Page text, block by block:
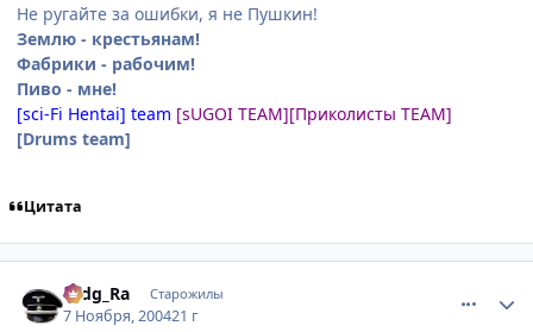
Не ругайте за ошибки, я не Пушкин!
Землю - крестьянам!
Фабрики - рабочим!
Пиво - мне!
[sci-Fi Hentai] team [sUGOI TEAM][Приколисты TEAM]
[Drums team]
Цитата
Hidg_Ra Старожилы
7 Ноября, 200421 г